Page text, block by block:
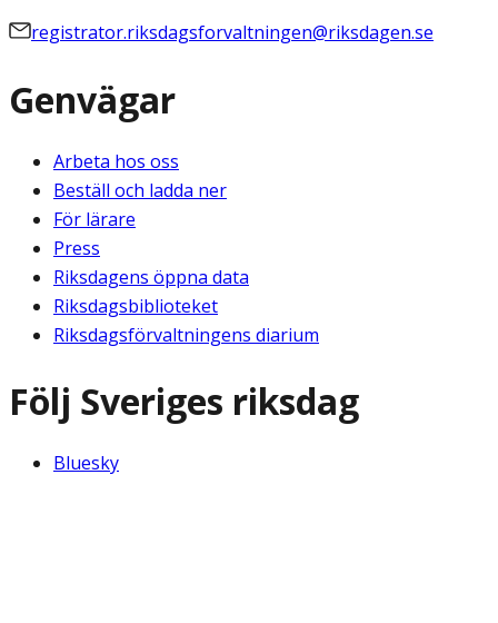
registrator.riksdagsforvaltningen@riksdagen.se
Genvägar
Arbeta hos oss
Beställ och ladda ner
För lärare
Press
Riksdagens öppna data
Riksdagsbiblioteket
Riksdagsförvaltningens diarium
Följ Sveriges riksdag
Bluesky